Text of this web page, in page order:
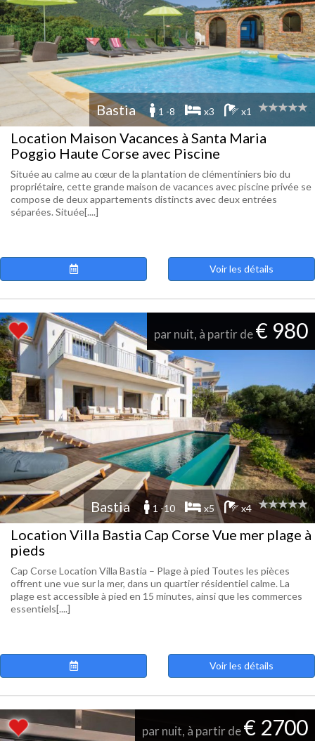
Bastia 1 -8 x3 x1
Location Maison Vacances à Santa Maria
Poggio Haute Corse avec Piscine
Située au calme au cœur de la plantation de clémentiniers bio du
propriétaire, cette grande maison de vacances avec piscine privée se
compose de deux appartements distincts avec deux entrées
séparées. Située[....]
Voir les détails
par nuit, à partir de€ 980
Bastia 1 -10 x5 x4
Location Villa Bastia Cap Corse Vue mer plage à
pieds
Cap Corse Location Villa Bastia – Plage à pied Toutes les pièces
offrent une vue sur la mer, dans un quartier résidentiel calme. La
plage est accessible à pied en 15 minutes, ainsi que les commerces
essentiels[....]
Voir les détails
par nuit, à partir de€ 2700